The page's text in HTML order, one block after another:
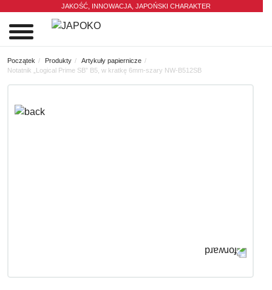
JAKOŚĆ, INNOWACJA, JAPOŃSKI CHARAKTER
Początek Produkty
Artykuły papiernicze
Notatnik „Logical Prime SB” B5, w kratkę 6mm-szary NW-B512SB